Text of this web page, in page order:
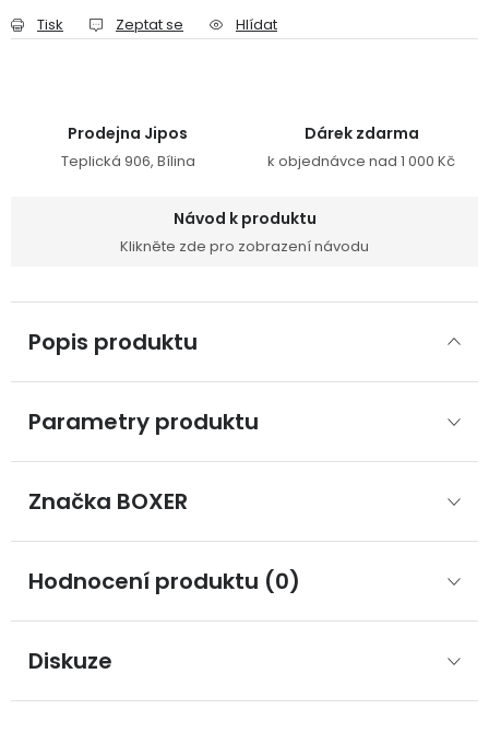
Tisk Zeptat se Hlídat
Prodejna Jipos
Teplická 906, Bílina
Dárek zdarma
k objednávce nad 1 000 Kč
Návod k produktu
Klikněte zde pro zobrazení návodu
Popis produktu
Parametry produktu
Značka BOXER
Hodnocení produktu (0)
Diskuze